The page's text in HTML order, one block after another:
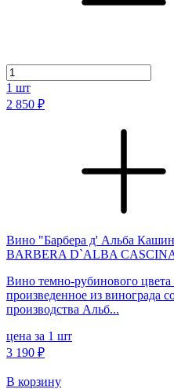
1 шт
2 850 ₽
Вино "Барбера д' Альба
BARBERA D`ALBA
Вино темно-рубинового
произведенное из винограда
производства Альб...
цена за 1 шт
3 190 ₽
В корзину